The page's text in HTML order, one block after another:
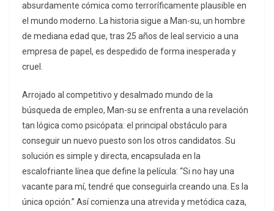
absurdamente cómica como terroríficamente plausible en
el mundo moderno. La historia sigue a Man-su, un hombre
de mediana edad que, tras 25 años de leal servicio a una
empresa de papel, es despedido de forma inesperada y
cruel.
Arrojado al competitivo y desalmado mundo de la
búsqueda de empleo, Man-su se enfrenta a una revelación
tan lógica como psicópata: el principal obstáculo para
conseguir un nuevo puesto son los otros candidatos. Su
solución es simple y directa, encapsulada en la
escalofriante línea que define la película: “Si no hay una
vacante para mí, tendré que conseguirla creando una. Es la
única opción.” Así comienza una atrevida y metódica caza,